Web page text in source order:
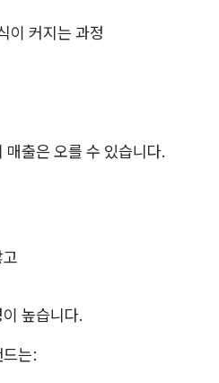
이 커지는 과정
출은 오를 수 있습니다.
높습니다.
는: